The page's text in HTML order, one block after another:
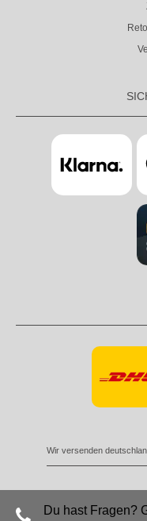
Wir versenden
Du hast Fragen?